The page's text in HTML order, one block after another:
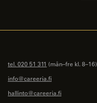
tel. 020 51 311 (mån–fre kl. 8–16)
info@careeria.fi
hallinto@careeria.fi